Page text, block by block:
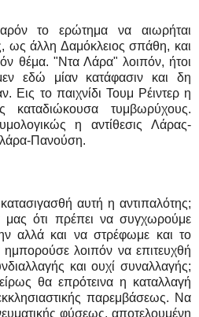
το ερώτημα να αιωρήται
ως άλλη Δαμόκλειος σπάθη, και
θέμα. "Ντα Λάρα" λοιπόν, ήτοι
εδώ μίαν κατάφασιν και δη
Εις το παιχνίδι Τουμ Ρέιντερ η
καταδιώκουσα τυμβωρύχους.
η αντίθεσις Λάρας-
Πανούση.
αυτή η αντιπαλότης;
μας ότι πρέπει να συγχωρούμε
αλλά και να στρέφωμε και το
λοιπόν να επιτευχθή
και ουχί συναλλαγής;
θα επρότεινα η καταλλαγή
παρεμβάσεως. Να
φύσεως, αποτελουμένη